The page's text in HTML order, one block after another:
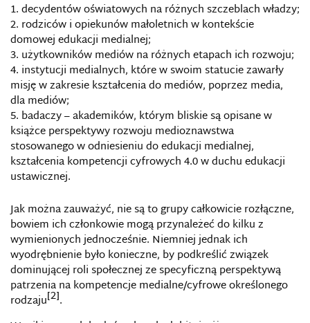
decydentów oświatowych na różnych szczeblach władzy;
rodziców i opiekunów małoletnich w kontekście
domowej edukacji medialnej;
użytkowników mediów na różnych etapach ich rozwoju;
instytucji medialnych, które w swoim statucie zawarły
misję w zakresie kształcenia do mediów, poprzez media,
dla mediów;
badaczy – akademików, którym bliskie są opisane w
książce perspektywy rozwoju medioznawstwa
stosowanego w odniesieniu do edukacji medialnej,
kształcenia kompetencji cyfrowych 4.0 w duchu edukacji
ustawicznej.
Jak można zauważyć, nie są to grupy całkowicie rozłączne,
bowiem ich członkowie mogą przynależeć do kilku z
wymienionych jednocześnie. Niemniej jednak ich
wyodrębnienie było konieczne, by podkreślić związek
dominującej roli społecznej ze specyficzną perspektywą
patrzenia na kompetencje medialne/cyfrowe określonego
rodzaju[2].